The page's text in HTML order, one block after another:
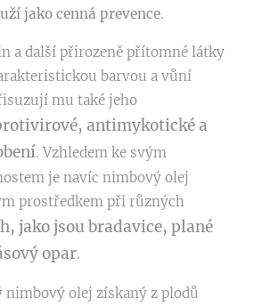
jako cenná prevence.
a další přirozeně přítomné látky
barvou a vůní
mu také jeho
antimykotické a
. Vzhledem ke svým
je navíc nimbový olej
prostředkem při různých
jako jsou bradavice, plané
opar.
nimbový olej získaný z plodů